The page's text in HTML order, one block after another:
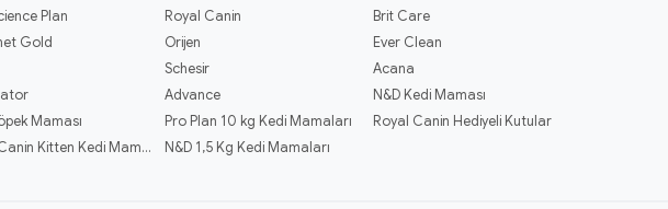
Plan
Royal Canin
Brit Care
Gold
Orijen
Ever Clean
Schesir
Acana
Advance
N&D Kedi Maması
Maması
Pro Plan 10 kg Kedi Mamaları
Royal Canin Hediyeli Kutular
Royal Canin Kitten Kedi Mamaları
N&D 1,5 Kg Kedi Mamaları